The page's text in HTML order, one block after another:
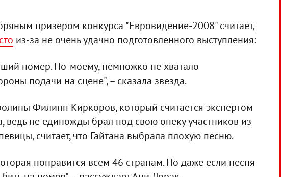
призером конкурса "Евровидение-2008" считает,
из-за не очень удачно подготовленного выступления:
номер. По-моему, немножко не хватало
подачи на сцене", – сказала звезда.
Филипп Киркоров, который считается экспертом
ведь не единожды брал под свою опеку участников из
считает, что Гайтана выбрала плохую песню.
понравится всем 46 странам. Но даже если песня